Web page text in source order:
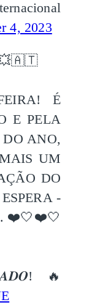
4, 2023
É
E PELA
DO ANO,
UM
DO
-
❤️🤍❤️🤍
🔥